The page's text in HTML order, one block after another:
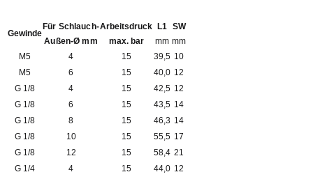
Gewinde
Für Schlauch-
Außen-Ø mm
Arbeitsdruck
max. bar
L1
mm
SW
mm
M5
4 15 39,5 10
M5
6 15 40,0 12
G 1/8
4 15 42,5 12
G 1/8
6 15 43,5 14
G 1/8
8 15 46,3 14
G 1/8
10 15 55,5 17
G 1/8
12 15 58,4 21
G 1/4
4 15 44,0 12